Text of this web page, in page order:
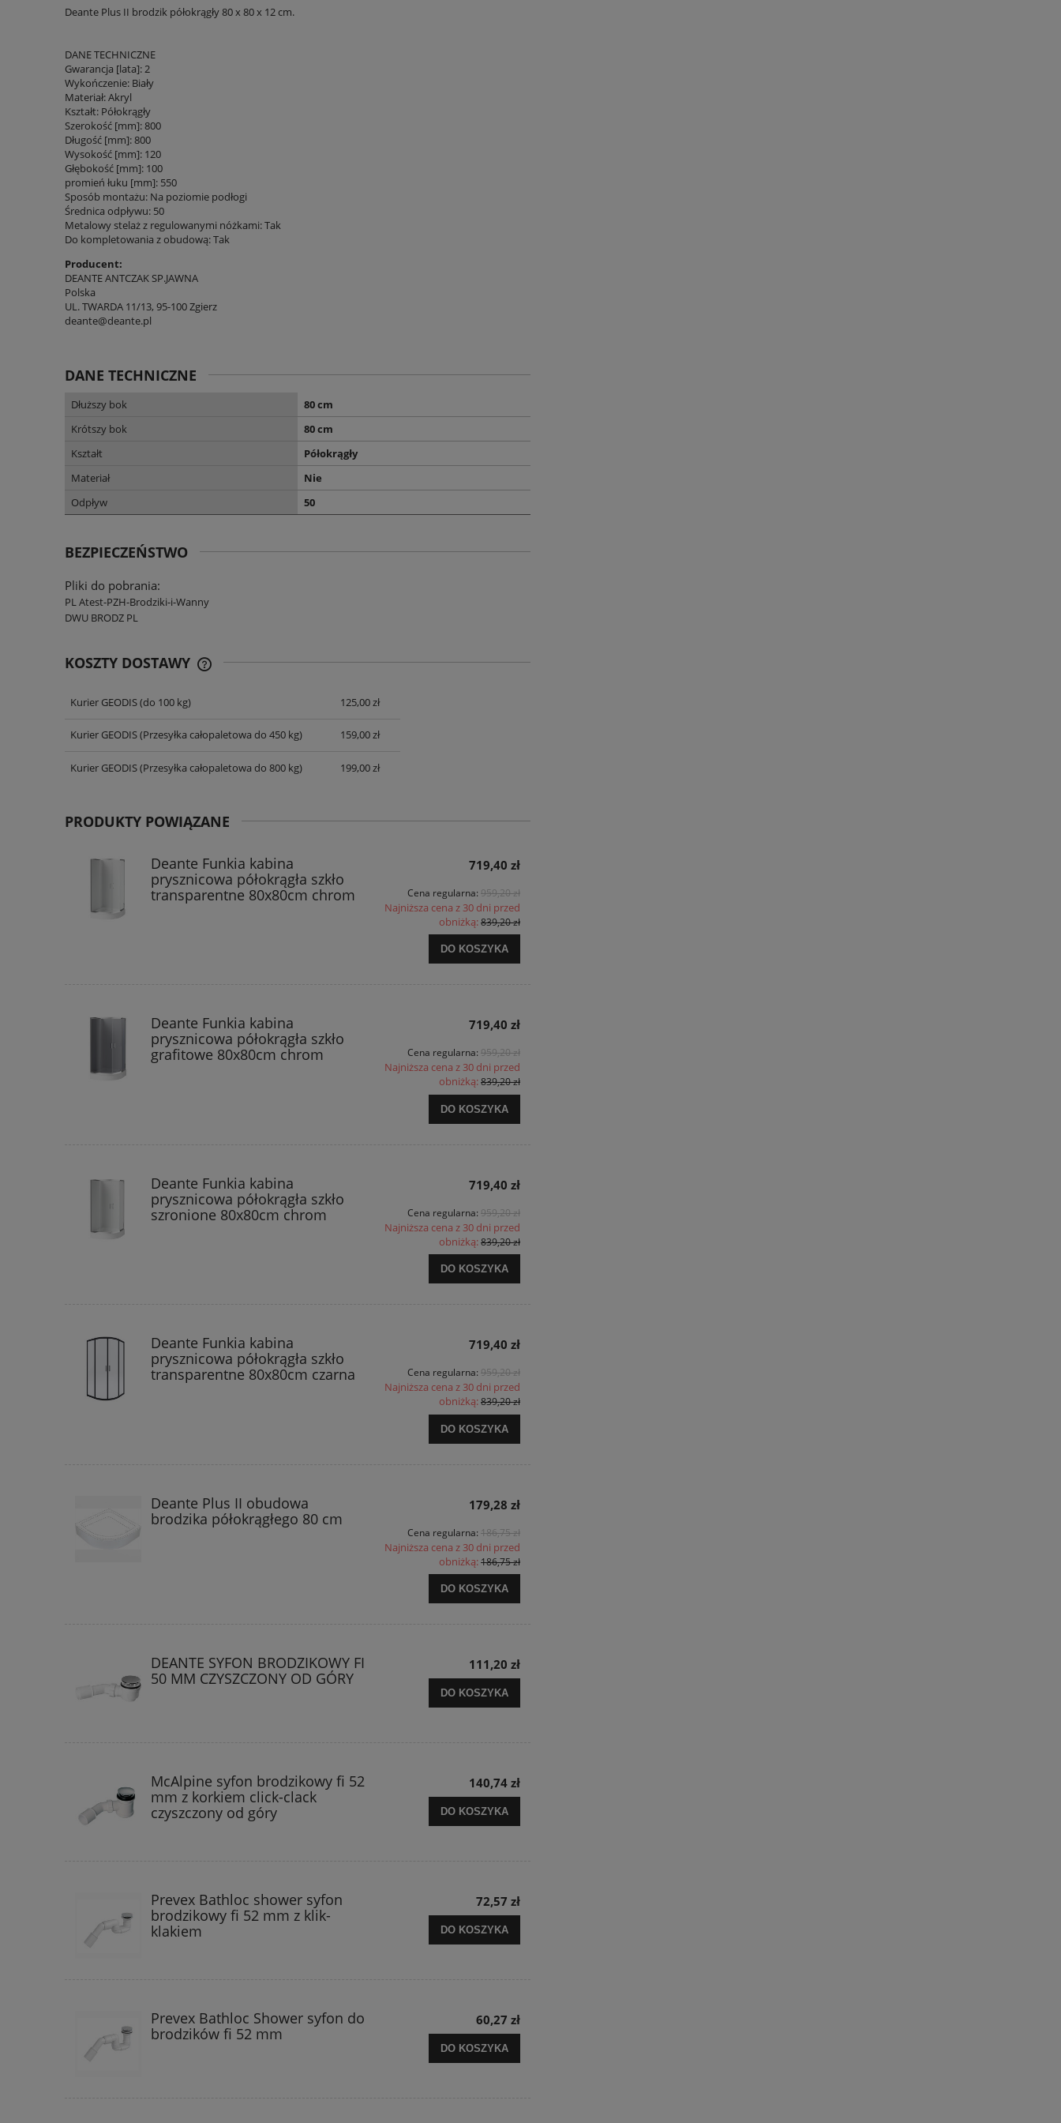
Deante Plus II brodzik półokrągły 80 x 80 x 12 cm.
DANE TECHNICZNE
Gwarancja [lata]: 2
Wykończenie: Biały
Materiał: Akryl
Kształt: Półokrągły
Szerokość [mm]: 800
Długość [mm]: 800
Wysokość [mm]: 120
Głębokość [mm]: 100
promień łuku [mm]: 550
Sposób montażu: Na poziomie podłogi
Średnica odpływu: 50
Metalowy stelaż z regulowanymi nóżkami: Tak
Do kompletowania z obudową: Tak
Producent:
DEANTE ANTCZAK SP.JAWNA
Polska
UL. TWARDA 11/13, 95-100 Zgierz
deante@deante.pl
DANE TECHNICZNE
Dłuższy bok
80 cm
Krótszy bok
80 cm
Kształt
Półokrągły
Materiał
Nie
Odpływ
50
BEZPIECZEŃSTWO
Pliki do pobrania:
PL Atest-PZH-Brodziki-i-Wanny
DWU BRODZ PL
KOSZTY DOSTAWY
CENA NIE ZAWIERA EWENTUALNYCH
Kurier GEODIS(do 100 kg) 125,00 zł
Kurier GEODIS(Przesyłka całopaletowa do 450 kg) 159,00 zł
Kurier GEODIS(Przesyłka całopaletowa do 800 kg) 199,00 zł
PRODUKTY POWIĄZANE
Deante Funkia kabina
prysznicowa półokrągła szkło
transparentne 80x80cm chrom
719,40 zł
Cena regularna: 959,20 zł
Najniższa cena z 30 dni przed
obniżką:839,20 zł
DO KOSZYKA
Deante Funkia kabina
prysznicowa półokrągła szkło
grafitowe 80x80cm chrom
719,40 zł
Cena regularna: 959,20 zł
Najniższa cena z 30 dni przed
obniżką:839,20 zł
DO KOSZYKA
Deante Funkia kabina
prysznicowa półokrągła szkło
szronione 80x80cm chrom
719,40 zł
Cena regularna: 959,20 zł
Najniższa cena z 30 dni przed
obniżką:839,20 zł
DO KOSZYKA
Deante Funkia kabina
prysznicowa półokrągła szkło
transparentne 80x80cm czarna
719,40 zł
Cena regularna: 959,20 zł
Najniższa cena z 30 dni przed
obniżką:839,20 zł
DO KOSZYKA
Deante Plus II obudowa
brodzika półokrągłego 80 cm
179,28 zł
Cena regularna: 186,75 zł
Najniższa cena z 30 dni przed
obniżką:186,75 zł
DO KOSZYKA
DEANTE SYFON BRODZIKOWY FI
50 MM CZYSZCZONY OD GÓRY
111,20 zł
DO KOSZYKA
McAlpine syfon brodzikowy fi 52
mm z korkiem click-clack
czyszczony od góry
140,74 zł
DO KOSZYKA
Prevex Bathloc shower syfon
brodzikowy fi 52 mm z klik-
klakiem
72,57 zł
DO KOSZYKA
Prevex Bathloc Shower syfon do
brodzików fi 52 mm
60,27 zł
DO KOSZYKA